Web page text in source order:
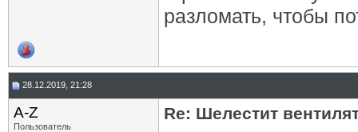
разломать, чтобы
28.12.2019, 21:28
A-Z
Пользователь
Re: Шелестит